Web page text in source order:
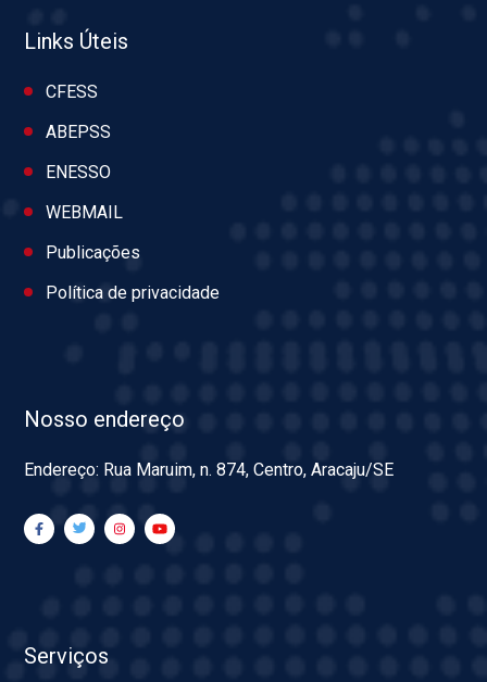
Links Úteis
CFESS
ABEPSS
ENESSO
WEBMAIL
Publicações
Política de privacidade
Nosso endereço
Endereço: Rua Maruim, n. 874, Centro, Aracaju/SE
Serviços